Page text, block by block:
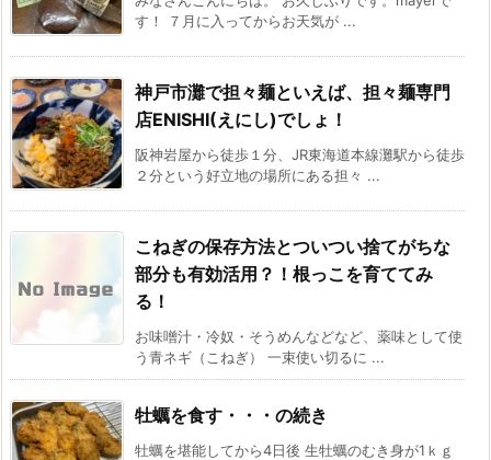
す！ ７月に入ってからお天気が ...
神戸市灘で担々麺といえば、担々麺専門
店ENISHI(えにし)でしょ！
阪神岩屋から徒歩１分、JR東海道本線灘駅から徒歩
２分という好立地の場所にある担々 ...
こねぎの保存方法とついつい捨てがちな
部分も有効活用？！根っこを育ててみ
る！
お味噌汁・冷奴・そうめんなどなど、薬味として使
う青ネギ（こねぎ） 一束使い切るに ...
牡蠣を食す・・・の続き
牡蠣を堪能してから4日後 生牡蠣のむき身が1ｋｇ